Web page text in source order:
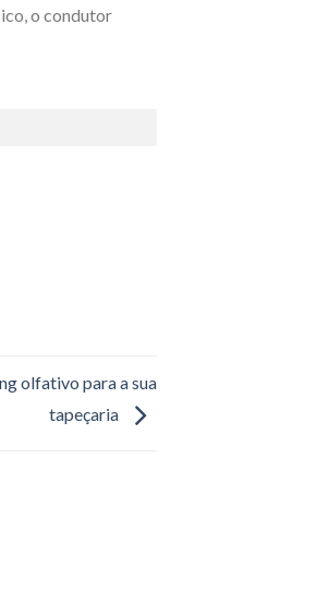
o condutor
olfativo para a sua
tapeçaria